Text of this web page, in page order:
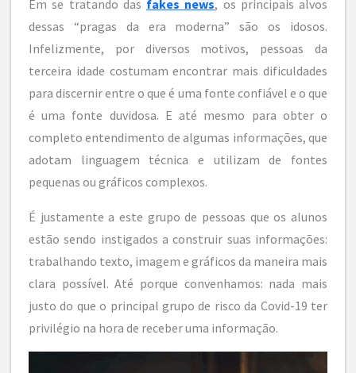
Em se tratando das fakes news, os principais alvos
dessas “pragas da era moderna” são os idosos.
Infelizmente, por diversos motivos, pessoas da
terceira idade costumam encontrar mais dificuldades
para discernir entre o que é uma fonte confiável e o que
é uma fonte duvidosa. E até mesmo para obter o
completo entendimento de algumas informações, que
adotam linguagem técnica e utilizam de fontes
pequenas ou gráficos complexos.
É justamente a este grupo de pessoas que os alunos
estão sendo instigados a construir suas informações:
trabalhando texto, imagem e gráficos da maneira mais
clara possível. Até porque convenhamos: nada mais
justo do que o principal grupo de risco da Covid-19 ter
privilégio na hora de receber uma informação.